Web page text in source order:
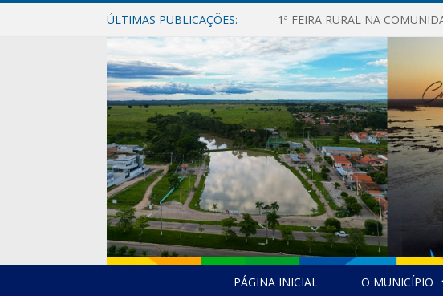
ÚLTIMAS PUBLICAÇÕES: 1ª FEIRA RURAL NA
PÁGINA INICIAL O MUNICÍPIO